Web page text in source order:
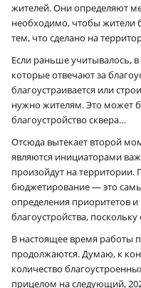
жителей. Они определяют
необходимо, чтобы жители
тем, что сделано на
Если раньше учитывалось,
которые отвечают за
благоустраивается или
нужно жителям. Это может
благоустройство сквера…
Отсюда вытекает второй
являются инициаторами
произойдут на территории.
бюджетирование — это
определения приоритетов
благоустройства,
В настоящее время работы
продолжаются. Думаю, к
количество
прицелом на следующий,